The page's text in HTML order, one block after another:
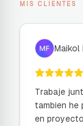
MIS CLIENTES
Maikol
Trabaje
tambien he
en